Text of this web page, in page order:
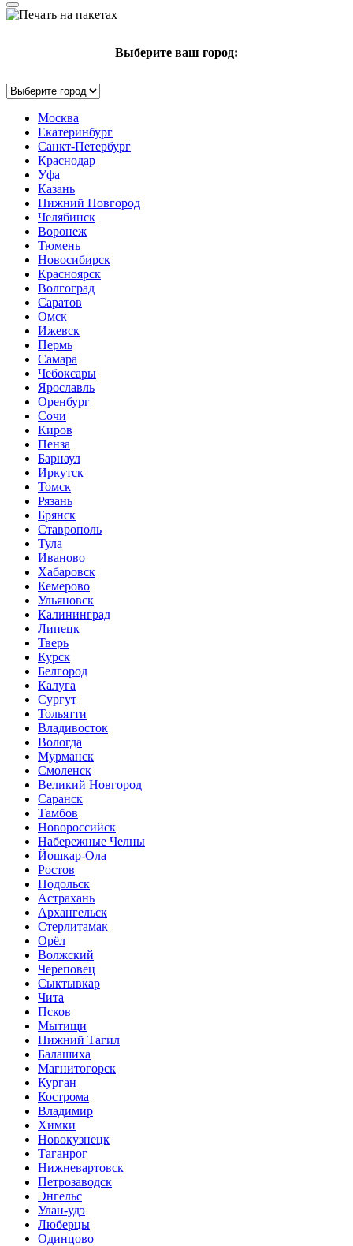
Выберите ваш город:
Москва
Екатеринбург
Санкт-Петербург
Краснодар
Уфа
Казань
Нижний Новгород
Челябинск
Воронеж
Тюмень
Новосибирск
Красноярск
Волгоград
Саратов
Омск
Ижевск
Пермь
Самара
Чебоксары
Ярославль
Оренбург
Сочи
Киров
Пенза
Барнаул
Иркутск
Томск
Рязань
Брянск
Ставрополь
Тула
Иваново
Хабаровск
Кемерово
Ульяновск
Калининград
Липецк
Тверь
Курск
Белгород
Калуга
Сургут
Тольятти
Владивосток
Вологда
Мурманск
Смоленск
Великий Новгород
Саранск
Тамбов
Новороссийск
Набережные Челны
Йошкар-Ола
Ростов
Подольск
Астрахань
Архангельск
Стерлитамак
Орёл
Волжский
Череповец
Сыктывкар
Чита
Псков
Мытищи
Нижний Тагил
Балашиха
Магнитогорск
Курган
Кострома
Владимир
Химки
Новокузнецк
Таганрог
Нижневартовск
Петрозаводск
Энгельс
Улан-удэ
Люберцы
Одинцово